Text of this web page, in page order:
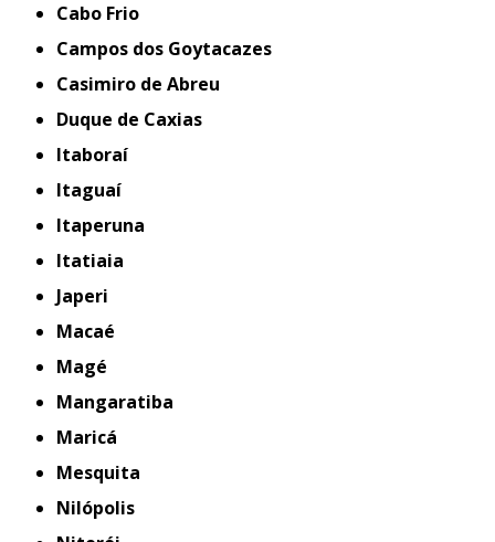
Cabo Frio
Campos dos Goytacazes
Casimiro de Abreu
Duque de Caxias
Itaboraí
Itaguaí
Itaperuna
Itatiaia
Japeri
Macaé
Magé
Mangaratiba
Maricá
Mesquita
Nilópolis